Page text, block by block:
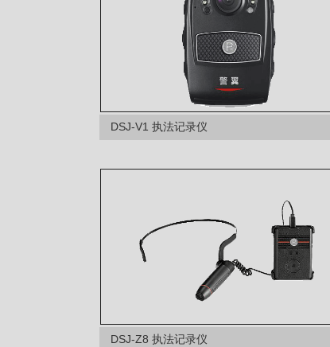
DSJ-V1 执法记录仪
DSJ-Z8 执法记录仪